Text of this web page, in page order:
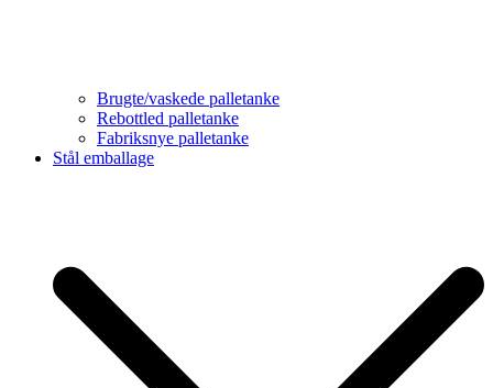
Brugte/vaskede palletanke
Rebottled palletanke
Fabriksnye palletanke
Stål emballage